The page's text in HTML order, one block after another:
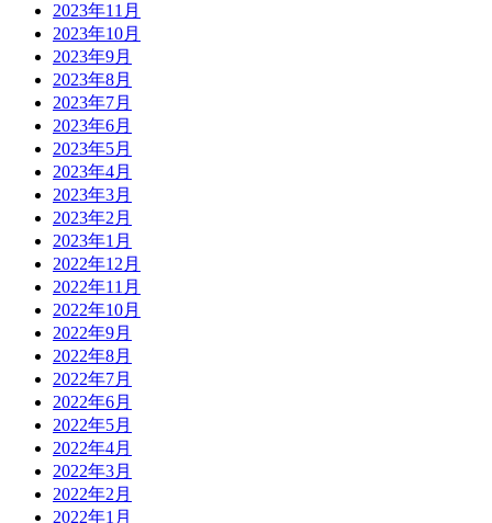
2023年11月
2023年10月
2023年9月
2023年8月
2023年7月
2023年6月
2023年5月
2023年4月
2023年3月
2023年2月
2023年1月
2022年12月
2022年11月
2022年10月
2022年9月
2022年8月
2022年7月
2022年6月
2022年5月
2022年4月
2022年3月
2022年2月
2022年1月